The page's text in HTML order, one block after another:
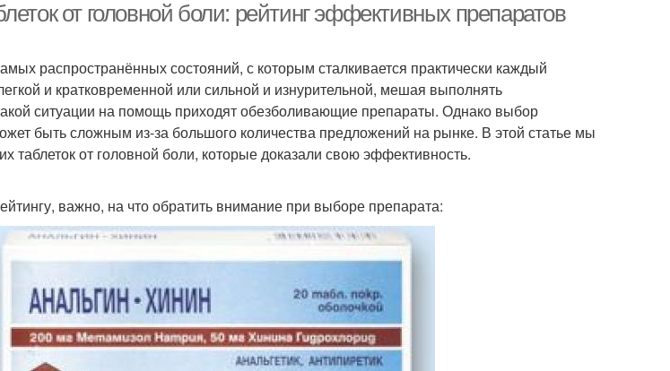
от головной боли: рейтинг эффективных препаратов
распространённых состояний, с которым сталкивается практически каждый
и кратковременной или сильной и изнурительной, мешая выполнять
ситуации на помощь приходят обезболивающие препараты. Однако выбор
быть сложным из-за большого количества предложений на рынке. В этой статье мы
таблеток от головной боли, которые доказали свою эффективность.
важно, на что обратить внимание при выборе препарата: